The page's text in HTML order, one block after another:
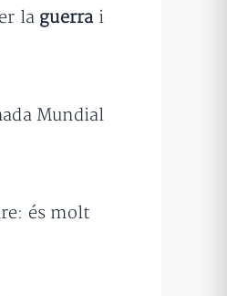
la guerra i
Mundial
és molt